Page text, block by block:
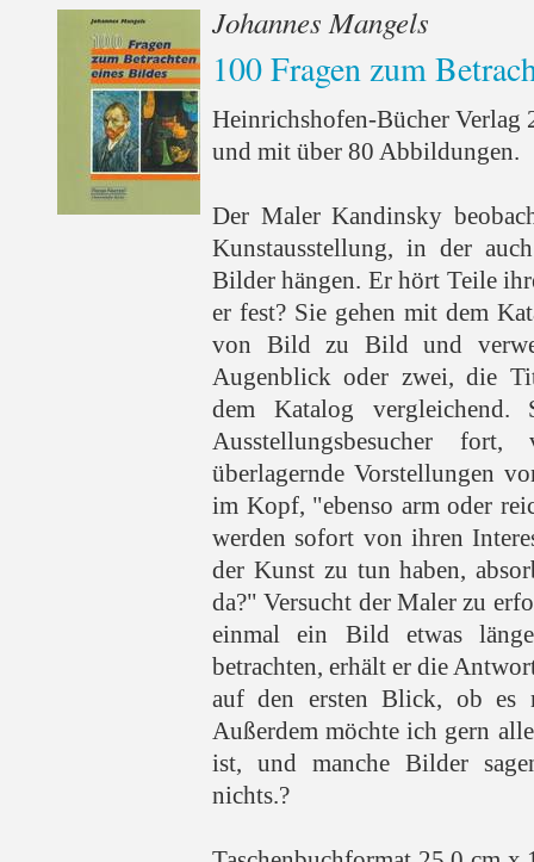
Johannes Mangels
100 Fragen zum
Heinrichshofen-Bücher Verlag
und mit über 80 Abbildungen.
Der Maler Kandinsky
Kunstausstellung, in der
Bilder hängen. Er hört Teile
er fest? Sie gehen mit dem
von Bild zu Bild und
Augenblick oder zwei, die
dem Katalog vergleichend.
Ausstellungsbesucher fort,
überlagernde Vorstellungen
im Kopf, "ebenso arm oder
werden sofort von ihren
der Kunst zu tun haben,
da?" Versucht der Maler zu
einmal ein Bild etwas
betrachten, erhält er die
auf den ersten Blick, ob es
Außerdem möchte ich gern
ist, und manche Bilder
nichts.?